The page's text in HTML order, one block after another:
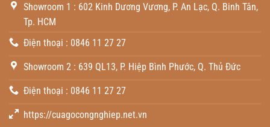
Showroom 1 : 602 Kinh Dương Vương, P. An Lạc, Q. Binh Tân,
Tp. HCM
Điện thoại : 0846 11 27 27
Showroom 2 : 639 QL13, P. Hiệp Bình Phước, Q. Thủ Đức
Điện thoại : 0846 11 27 27
https://cuagocongnghiep.net.vn